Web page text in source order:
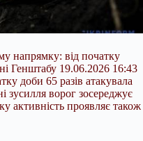
напрямку: від початку
Генштабу 19.06.2026 16:43
доби 65 разів атакувала
зусилля ворог зосереджує
активність проявляє також